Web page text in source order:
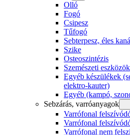
Olló
Fogó
Csipesz
Tűfogó
Sebterpesz, éles
Szike
Osteoszintézis
Szemészeti eszközök
Egyéb készülékek
elektro-kauter)
Egyéb (kampó,
Sebzárás, varróanyagok
Varrófonal
Varrófonal
Varrófonal nem